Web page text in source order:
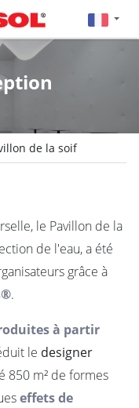
de la soif
le Pavillon de la
de l'eau, a été
grâce à
.
à partir
le designer
850 m² de formes
effets de